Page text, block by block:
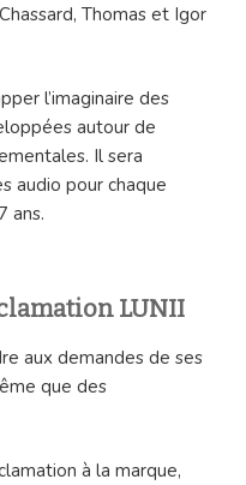
Thomas et Igor
l’imaginaire des
autour de
Il sera
audio pour chaque
ans.
LUNII
aux demandes de ses
que des
à la marque,